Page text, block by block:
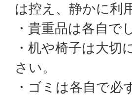
は控え、静かに利
・貴重品は各自
・机や椅子は大
さい。
・ゴミは各自で